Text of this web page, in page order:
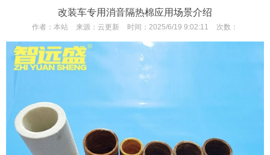
改装车专用消音隔热棉应用场景介绍
作者： 本站 来源： 云更新 时间： 2025/6/19 9:02:11 次数：